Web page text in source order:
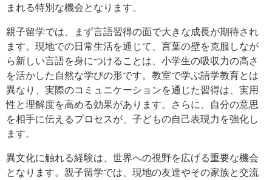
まれる特別な機会となります。
親子留学では、まず言語習得の面で大きな成長が期待され
ます。現地での日常生活を通じて、言葉の壁を克服しなが
ら新しい言語を身につけることは、小学生の吸収力の高さ
を活かした自然な学びの形です。教室で学ぶ語学教育とは
異なり、実際のコミュニケーションを通じた習得は、実用
性と理解度を高める効果があります。さらに、自分の意思
を相手に伝えるプロセスが、子どもの自己表現力を強化し
ます。
異文化に触れる経験は、世界への視野を広げる重要な機会
となります。親子留学では、現地の友達やその家族と交流